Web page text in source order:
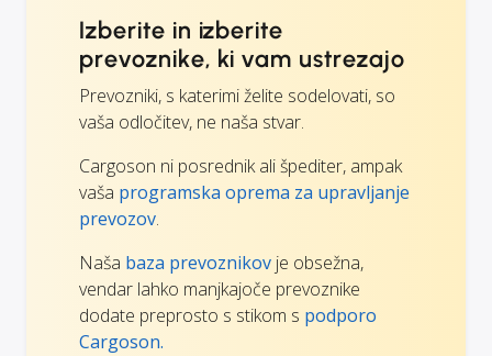
Izberite in izberite
prevoznike, ki vam ustrezajo
Prevozniki, s katerimi želite sodelovati, so
vaša odločitev, ne naša stvar.
Cargoson ni posrednik ali špediter, ampak
vaša programska oprema za upravljanje
prevozov.
Naša baza prevoznikov je obsežna,
vendar lahko manjkajoče prevoznike
dodate preprosto s stikom s podporo
Cargoson.